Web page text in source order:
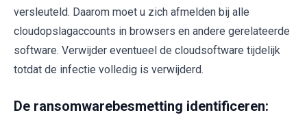
versleuteld. Daarom moet u zich afmelden bij alle
cloudopslagaccounts in browsers en andere gerelateerde
software. Verwijder eventueel de cloudsoftware tijdelijk
totdat de infectie volledig is verwijderd.
De ransomwarebesmetting identificeren: